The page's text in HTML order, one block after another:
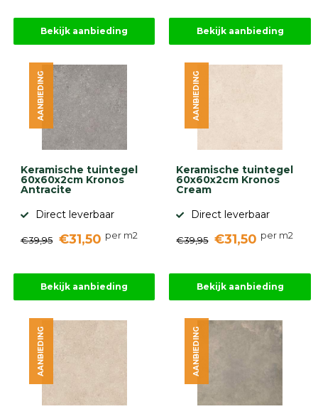
Bekijk aanbieding Bekijk aanbieding
Keramische tuintegel
60x60x2cm Kronos
Antracite
Direct leverbaar
€39,95 €31,50 per m2
AANBIEDING
Bekijk aanbieding
Keramische tuintegel
60x60x2cm Kronos
Cream
Direct leverbaar
€39,95 €31,50 per m2
AANBIEDING
Bekijk aanbieding
AANBIEDING AANBIEDING